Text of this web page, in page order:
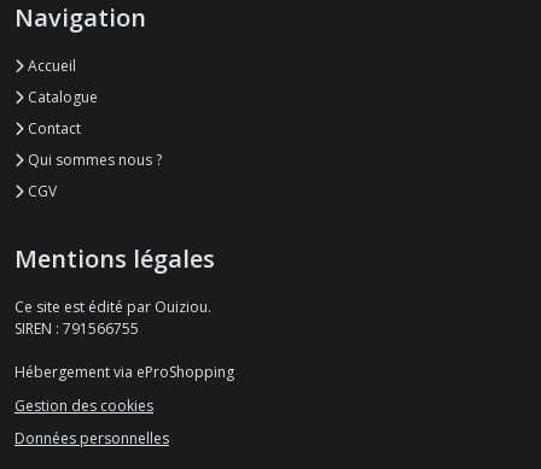
Navigation
Accueil
Catalogue
Contact
Qui sommes nous ?
CGV
Mentions légales
Ce site est édité par Ouiziou.
SIREN : 791566755
Hébergement via eProShopping
Gestion des cookies
Données personnelles